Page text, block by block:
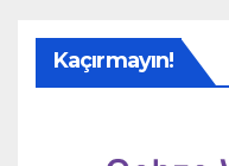
Kaçırmayın!